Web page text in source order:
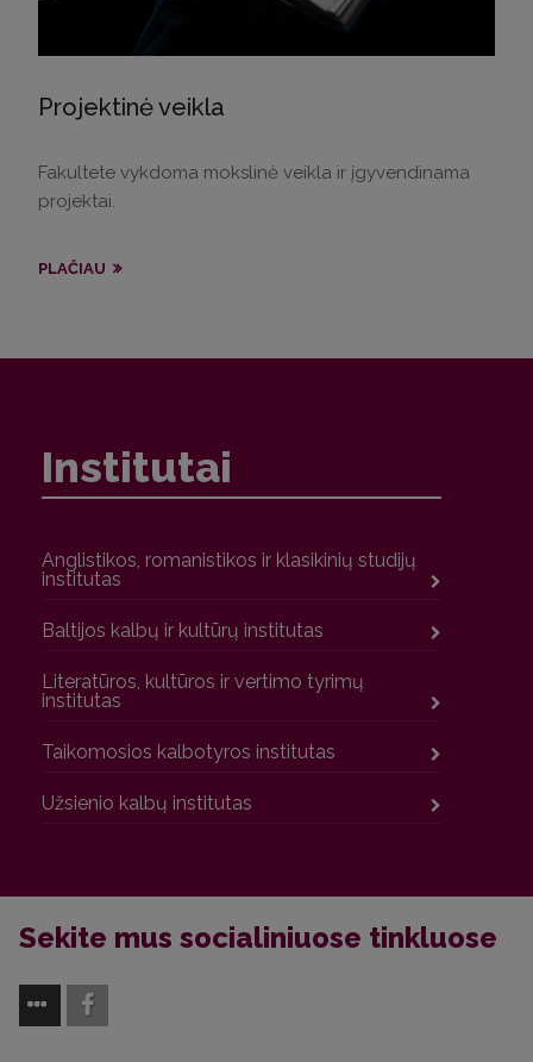
Projektinė veikla
Fakultete vykdoma mokslinė veikla ir įgyvendinama
projektai.
PLAČIAU
Institutai
Anglistikos, romanistikos ir klasikinių studijų
institutas
Baltijos kalbų ir kultūrų institutas
Literatūros, kultūros ir vertimo tyrimų
institutas
Taikomosios kalbotyros institutas
Užsienio kalbų institutas
Sekite mus socialiniuose tinkluose